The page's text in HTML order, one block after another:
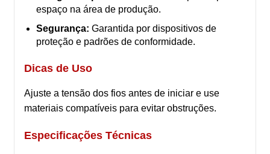
espaço na área de produção.
Segurança: Garantida por dispositivos de
proteção e padrões de conformidade.
Dicas de Uso
Ajuste a tensão dos fios antes de iniciar e use
materiais compatíveis para evitar obstruções.
Especificações Técnicas